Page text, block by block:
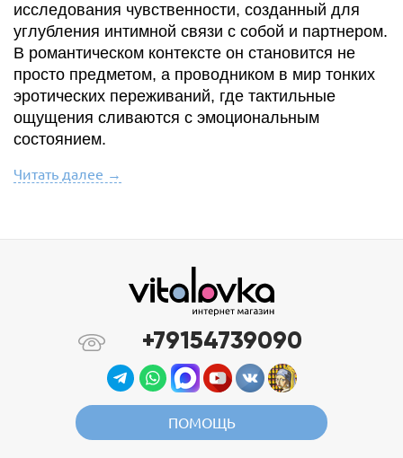
исследования чувственности, созданный для
углубления интимной связи с собой и партнером.
В романтическом контексте он становится не
просто предметом, а проводником в мир тонких
эротических переживаний, где тактильные
ощущения сливаются с эмоциональным
состоянием.
Читать далее →
+79154739090
ПОМОЩЬ